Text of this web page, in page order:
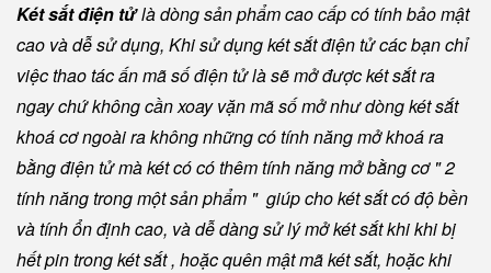
Két sắt điện tửlà dòng sản phẩm cao cấp có tính bảo mật
cao và dễ sử dụng, Khi sử dụng két sắt điện tử các bạn chỉ
việc thao tác ấn mã số điện tử là sẽ mở được két sắt ra
ngay chứ không cần xoay vặn mã số mở như dòng két sắt
khoá cơ ngoài ra không những có tính năng mở khoá ra
bằng điện tử mà két có có thêm tính năng mở bằng cơ " 2
tính năng trong một sản phẩm " giúp cho két sắt có độ bền
và tính ổn định cao, và dễ dàng sử lý mở két sắt khi khi bị
hết pin trong két sắt , hoặc quên mật mã két sắt, hoặc khi